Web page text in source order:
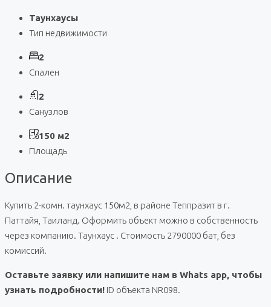
Таунхаусы
Тип недвижимости
2
Спален
2
Санузлов
150 м2
Площадь
Описание
Купить 2-комн. таунхаус 150м2, в районе Теппразит в г.
Паттайя, Таиланд. Оформить объект можно в собственность
через компанию. Таунхаус . Стоимость 2790000 бат, без
комиссий.
Оставьте заявку или напишите нам в Whats app, чтобы
узнать подробности! ID объекта NR098.